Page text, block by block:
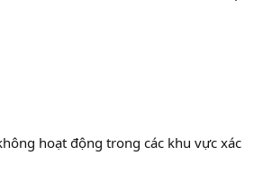
hoạt động trong các khu vực xác